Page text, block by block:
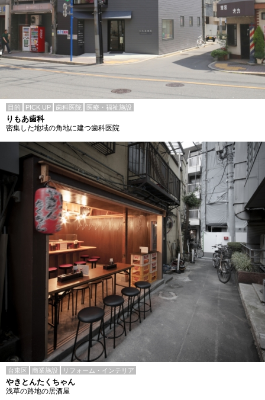
目的 PICK UP 歯科医院 医療・福祉施設
りもあ歯科
密集した地域の角地に建つ歯科医院
台東区 商業施設 リフォーム・インテリア
やきとんたくちゃん
浅草の路地の居酒屋